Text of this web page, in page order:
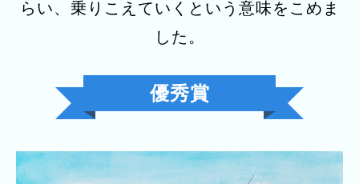
らい、乗りこえていくという意味をこめま
した。
優秀賞